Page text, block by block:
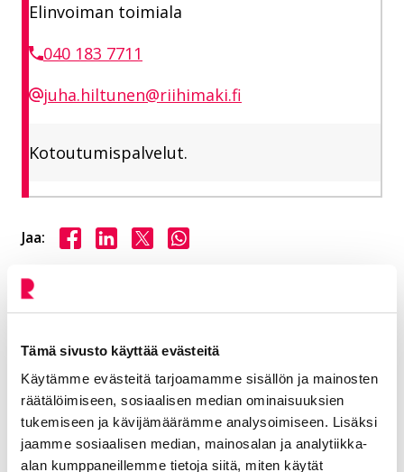
Tämä sivusto käyttää evästeitä
Käytämme evästeitä tarjoamamme sisällön ja mainosten
räätälöimiseen, sosiaalisen median ominaisuuksien
tukemiseen ja kävijämäärämme analysoimiseen. Lisäksi
jaamme sosiaalisen median, mainosalan ja analytiikka-
alan kumppaneillemme tietoja siitä, miten käytät
Elinvoiman toimiala
040 183 7711
juha.hiltunen@riihimaki.fi
Kotoutumispalvelut.
Jaa: Jaa Facebookissa
Jaa LinkedInissä
Jaa X:ssäJaa WhasAppissa
Kategorioiden arkisto:
Avainsanat:Elinvoima ,Kansainvälisyys,
Kotoutumispalvelut, Osallisuus
Kaikki artikkelit: Ajankohtaista